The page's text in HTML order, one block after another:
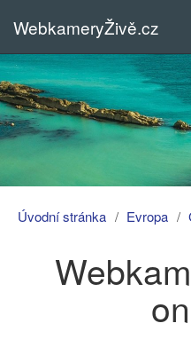
WebkameryŽivě.cz
Úvodní stránka Evropa